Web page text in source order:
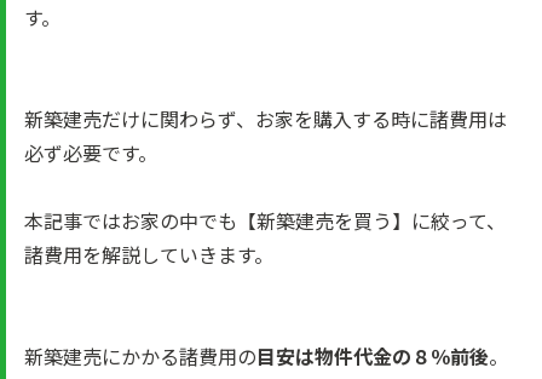
す。
新築建売だけに関わらず、お家を購入する時に諸費用は
必ず必要です。
本記事ではお家の中でも【新築建売を買う】に絞って、
諸費用を解説していきます。
新築建売にかかる諸費用の目安は物件代金の８％前後。